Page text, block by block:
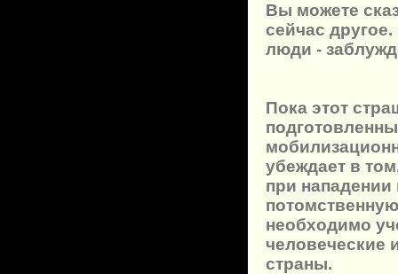
Вы можете
сейчас
люди -
Пока этот
убеждает в
при нападении
необходимо
человеческие
страны.